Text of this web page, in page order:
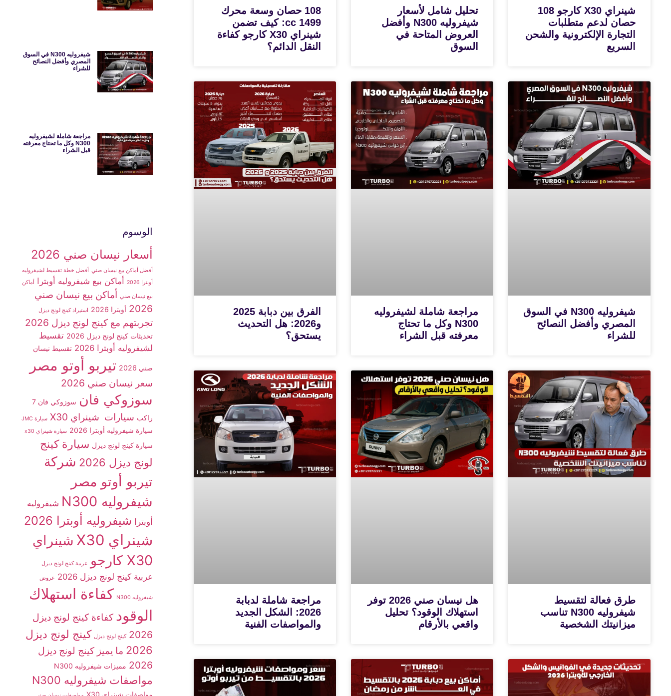
شينراي X30 كارجو 108
حصان لدعم متطلبات
التجارة الإلكترونية والشحن
السريع
تحليل شامل لأسعار
شيفروليه N300 وأفضل
العروض المتاحة في
السوق
108 حصان وسعة محرك
1499 cc: كيف تضمن
شينراي X30 كارجو كفاءة
النقل الدائم؟
شيفروليه N300 في السوق
المصري وأفضل النصائح
للشراء
مراجعة شاملة لشيفروليه
N300 وكل ما تحتاج
معرفته قبل الشراء
الفرق بين دبابة 2025
و2026: هل التحديث
يستحق؟
طرق فعالة لتقسيط
شيفروليه N300 تناسب
ميزانيتك الشخصية
هل نيسان صني 2026 توفر
استهلاك الوقود؟ تحليل
واقعي بالأرقام
مراجعة شاملة لدبابة
2026: الشكل الجديد
والمواصفات الفنية
شيفروليه N300 في السوق
المصري وأفضل النصائح
للشراء
مراجعة شاملة لشيفروليه
N300 وكل ما تحتاج معرفته
قبل الشراء
الوسوم
أسعار نيسان صني 2026
أفضل أماكن بيع نيسان صني أفضل خطة تقسيط لشيفروليه
أوبترا 2026
أماكن بيع شيفروليه أوبترا أماكن
بيع نيسان صني أماكن بيع نيسان صني
2026 أوبترا 2026 استيراد كينج لونج ديزل
تجربتهم مع كينج لونج ديزل 2026
تحديثات كينج لونج ديزل 2026
تقسيط
لشيفروليه أوبترا 2026
تقسيط نيسان
صني 2026 تيربو أوتو مصر
سعر نيسان صني 2026
سوزوكي فان
سوزوكي فان 7
راكب سيارات شينراي X30 سيارة JMC
سيارة شيفروليه أوبترا 2026 سيارة شينراي x30
سيارة كينج لونج ديزل سيارة كينج
لونج ديزل 2026
شركة
تيربو أوتو مصر
شيفروليه N300
شيفروليه
أوبترا شيفروليه أوبترا 2026
شينراي X30
شينراي
X30 كارجو
عربية كينج لونج ديزل
عربية كينج لونج ديزل 2026 عروض
شيفروليه N300
كفاءة استهلاك
الوقود كفاءة كينج لونج ديزل
2026 كينج لونج ديزل كينج لونج ديزل
2026 ما يميز كينج لونج ديزل
2026 مميزات شيفروليه N300
مواصفات شيفروليه N300
مواصفات شينراي X30